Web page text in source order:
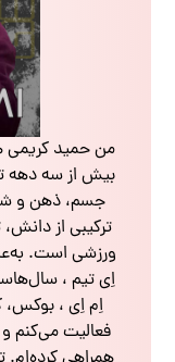
من حمید کریمی
بیش از سه دهه
جسم، ذهن و
ترکیبی از
ورزشی است.
اِی تیم ،
اِم اِی ،
فعالیت می‌کنم